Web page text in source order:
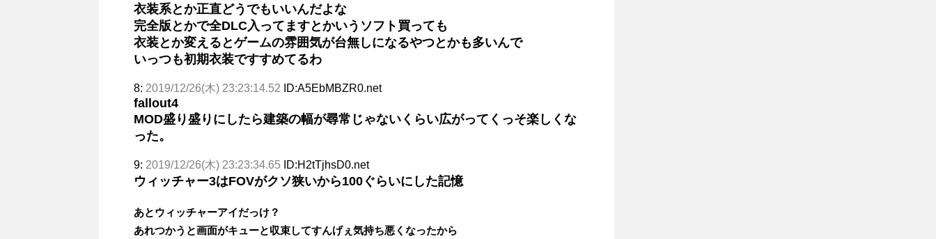
衣装系とか正直どうでもいいんだよな
完全版とかで全DLC入ってますとかいうソフト買っても
衣装とか変えるとゲームの雰囲気が台無しになるやつとかも多いんで
いっつも初期衣装ですすめてるわ
8: 2019/12/26(木) 23:23:14.52 ID:A5EbMBZR0.net
fallout4
MOD盛り盛りにしたら建築の幅が尋常じゃないくらい広がってくっそ楽しくな
った。
9: 2019/12/26(木) 23:23:34.65 ID:H2tTjhsD0.net
ウィッチャー3はFOVがクソ狭いから100ぐらいにした記憶
あとウィッチャーアイだっけ？
あれつかうと画面がキューと収束してすんげぇ気持ち悪くなったから